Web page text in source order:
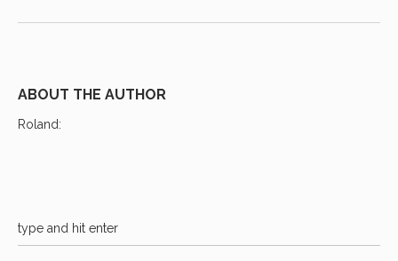
ABOUT THE AUTHOR
Roland: